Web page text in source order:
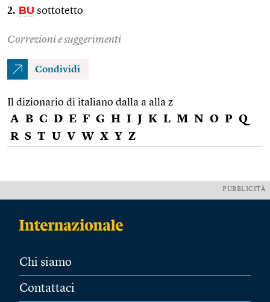
2. BU sottotetto
Correzioni e suggerimenti
Condividi
Il dizionario di italiano dalla a alla z
A B C D E F G H I J K L M N O P Q
R S T U V W X Y Z
PUBBLICITÀ
Chi siamo
Contattaci